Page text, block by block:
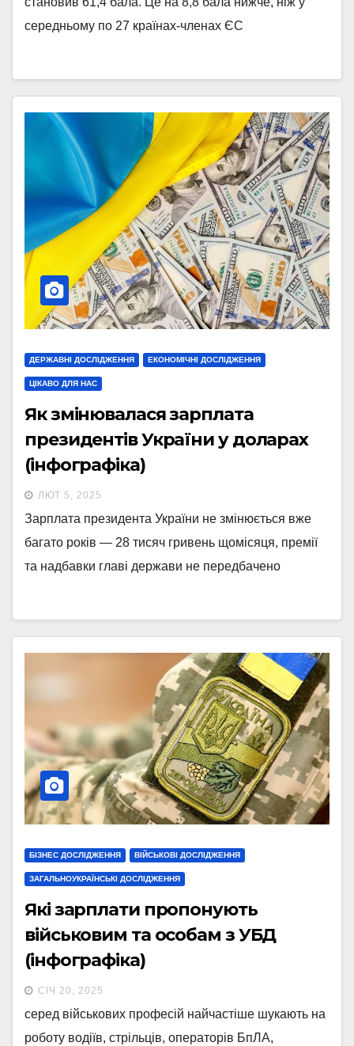
середньому по 27 країнах-членах ЄС
ДЕРЖАВНІ ДОСЛІДЖЕННЯ ЕКОНОМІЧНІ ДОСЛІДЖЕННЯ
ЦІКАВО ДЛЯ НАС
Як змінювалася зарплата
президентів України у доларах
(інфографіка)
ЛЮТ 5, 2025
Зарплата президента України не змінюється вже
багато років — 28 тисяч гривень щомісяця, премії
та надбавки главі держави не передбачено
БІЗНЕС ДОСЛІДЖЕННЯ ВІЙСЬКОВІ ДОСЛІДЖЕННЯ
ЗАГАЛЬНОУКРАЇНСЬКІ ДОСЛІДЖЕННЯ
Які зарплати пропонують
військовим та особам з УБД
(інфографіка)
СІЧ 20, 2025
серед військових професій найчастіше шукають на
роботу водіїв, стрільців, операторів БпЛА,